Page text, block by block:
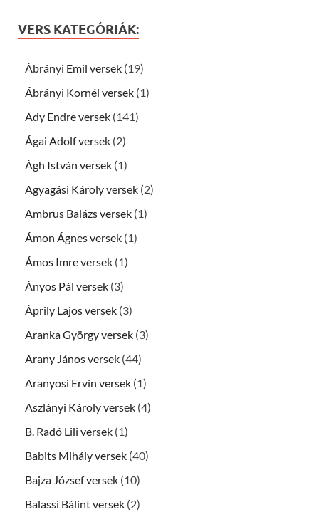
VERS KATEGÓRIÁK:
Ábrányi Emil versek (19)
Ábrányi Kornél versek (1)
Ady Endre versek (141)
Ágai Adolf versek (2)
Ágh István versek (1)
Agyagási Károly versek (2)
Ambrus Balázs versek (1)
Ámon Ágnes versek (1)
Ámos Imre versek (1)
Ányos Pál versek (3)
Áprily Lajos versek (3)
Aranka György versek (3)
Arany János versek (44)
Aranyosi Ervin versek (1)
Aszlányi Károly versek (4)
B. Radó Lili versek (1)
Babits Mihály versek (40)
Bajza József versek (10)
Balassi Bálint versek (2)